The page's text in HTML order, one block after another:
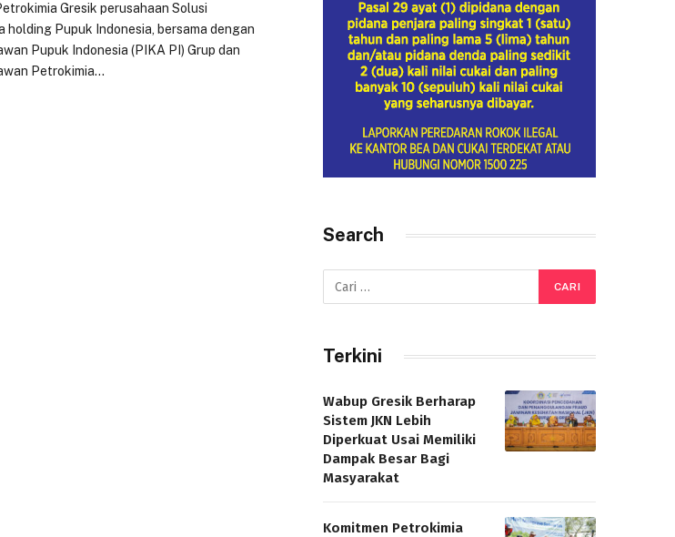
Gresik perusahaan Solusi
Pupuk Indonesia, bersama dengan
Pupuk Indonesia (PIKA PI) Grup dan
Petrokimia…
Search
Terkini
Wabup Gresik Berharap
Sistem JKN Lebih
Diperkuat Usai Memiliki
Dampak Besar Bagi
Masyarakat
Komitmen Petrokimia